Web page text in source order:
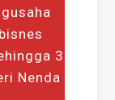
3
Nenda